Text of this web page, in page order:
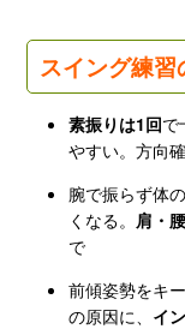
スイング練習
素振りは1回で
やすい。方向
腕で振らず体
くなる。 肩・
で
前傾姿勢をキ
の原因に、 イ